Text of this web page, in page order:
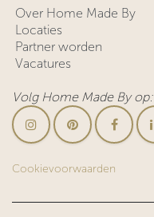
Over Home Made By
Locaties
Partner worden
Vacatures
Volg Home Made By op:
Cookievoorwaarden